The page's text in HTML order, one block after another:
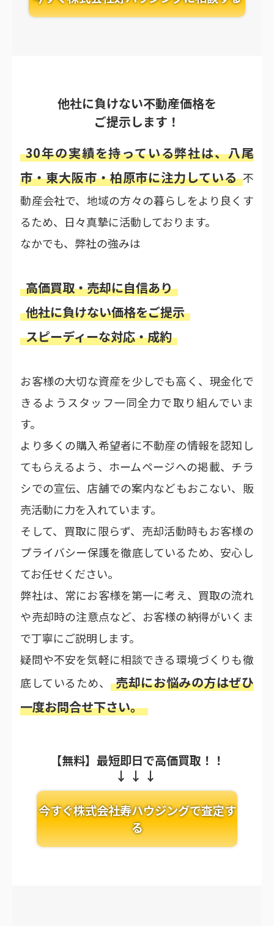
他社に負けない不動産価格を
ご提示します！
30年の実績を持っている弊社は、八尾
市・東大阪市・柏原市に注力している 不
動産会社で、地域の方々の暮らしをより良くす
るため、日々真摯に活動しております。
なかでも、弊社の強みは
高価買取・売却に自信あり
他社に負けない価格をご提示
スピーディーな対応・成約
お客様の大切な資産を少しでも高く、現金化で
きるようスタッフ一同全力で取り組んでいま
す。
より多くの購入希望者に不動産の情報を認知し
てもらえるよう、ホームページへの掲載、チラ
シでの宣伝、店舗での案内などもおこない、販
売活動に力を入れています。
そして、買取に限らず、売却活動時もお客様の
プライバシー保護を徹底しているため、安心し
てお任せください。
弊社は、常にお客様を第一に考え、買取の流れ
や売却時の注意点など、お客様の納得がいくま
で丁寧にご説明します。
疑問や不安を気軽に相談できる環境づくりも徹
底しているため、
売却にお悩みの方はぜひ
一度お問合せ下さい。
【無料】最短即日で高価買取！！
今すぐ株式会社寿ハウジングで査定す
る